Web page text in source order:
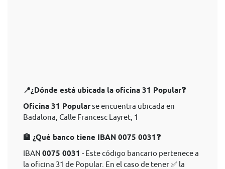
📍¿Dónde está ubicada la oficina 31 Popular❓
Oficina 31 Popularse encuentra ubicada en
Badalona, Calle Francesc Layret, 1
🏦 ¿Qué banco tiene IBAN 0075 0031❓
IBAN 0075 0031 - Este código bancario pertenece a
la oficina 31 de Popular. En el caso de tener ✅ la